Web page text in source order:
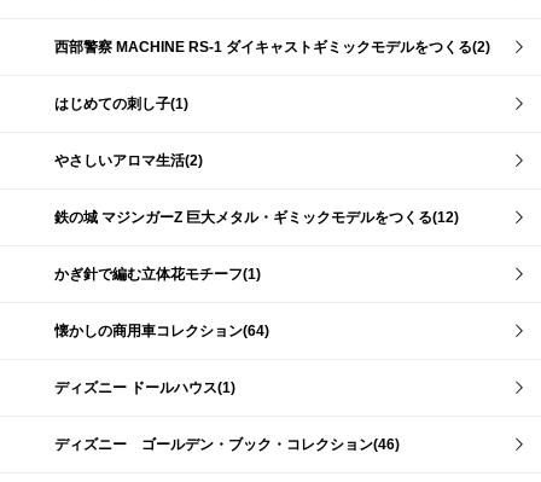
西部警察 MACHINE RS-1 ダイキャストギミックモデルをつくる(2)
はじめての刺し子(1)
やさしいアロマ生活(2)
鉄の城 マジンガーZ 巨大メタル・ギミックモデルをつくる(12)
かぎ針で編む立体花モチーフ(1)
懐かしの商用車コレクション(64)
ディズニー ドールハウス(1)
ディズニー ゴールデン・ブック・コレクション(46)